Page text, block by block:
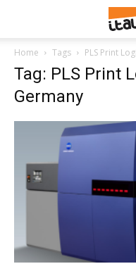
Home Tags PLS Print
Tag: PLS Print
Germany